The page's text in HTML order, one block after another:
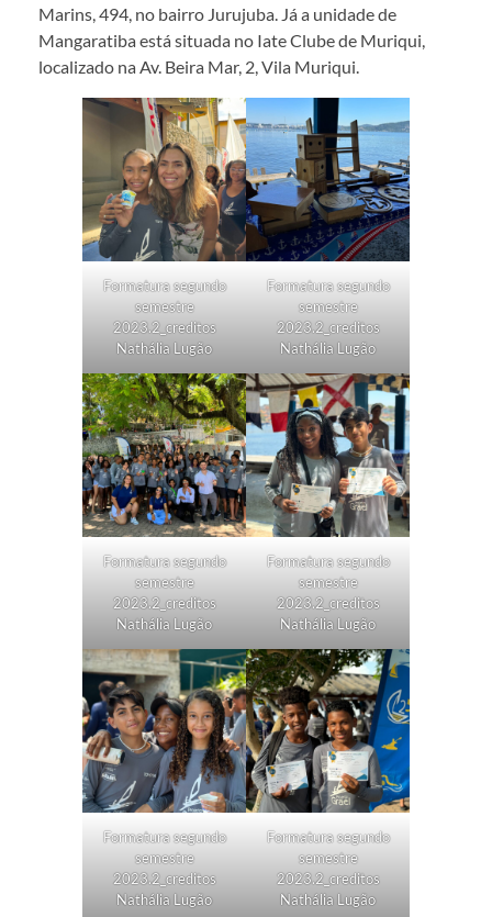
Marins, 494, no bairro Jurujuba. Já a unidade de
Mangaratiba está situada no Iate Clube de Muriqui,
localizado na Av. Beira Mar, 2, Vila Muriqui.
Formatura segundo
semestre
2023.2_creditos
Nathália Lugão
Formatura segundo
semestre
2023.2_creditos
Nathália Lugão
Formatura segundo
semestre
2023.2_creditos
Nathália Lugão
Formatura segundo
semestre
2023.2_creditos
Nathália Lugão
Formatura segundo
semestre
2023.2_creditos
Nathália Lugão
Formatura segundo
semestre
2023.2_creditos
Nathália Lugão